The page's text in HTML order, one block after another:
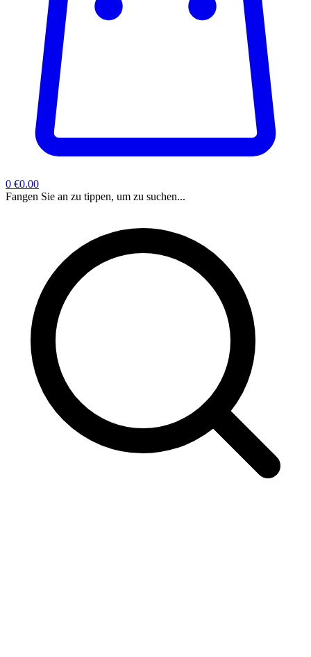
0 €0.00
Fangen Sie an zu tippen, um zu suchen...